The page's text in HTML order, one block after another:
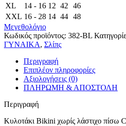
XL
14 - 16 12 42
46
XXL 16 - 28 14 44 48
Μεγεθολόγιο
Κωδικός προϊόντος: 382-BL
ΓΥΝΑΙΚΑ, Σλίπς
Περιγραφή
Επιπλέον πληροφορίες
Αξιολογήσεις (0)
ΠΛΗΡΩΜΗ & ΑΠΟΣΤΟΛΗ
Περιγραφή
Κυλοτάκι Bikini χωρίς λάστιχο